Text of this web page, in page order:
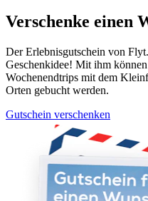
Verschenke einen
Der Erlebnisgutschein von
Geschenkidee! Mit ihm
Wochenendtrips mit dem
Orten gebucht werden.
Gutschein verschenken